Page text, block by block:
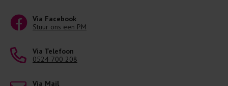
Via Facebook
Stuur ons een PM
Via Telefoon
0524 700 208
Via Mail